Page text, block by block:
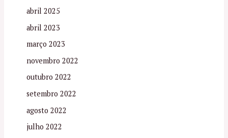
abril 2025
abril 2023
março 2023
novembro 2022
outubro 2022
setembro 2022
agosto 2022
julho 2022